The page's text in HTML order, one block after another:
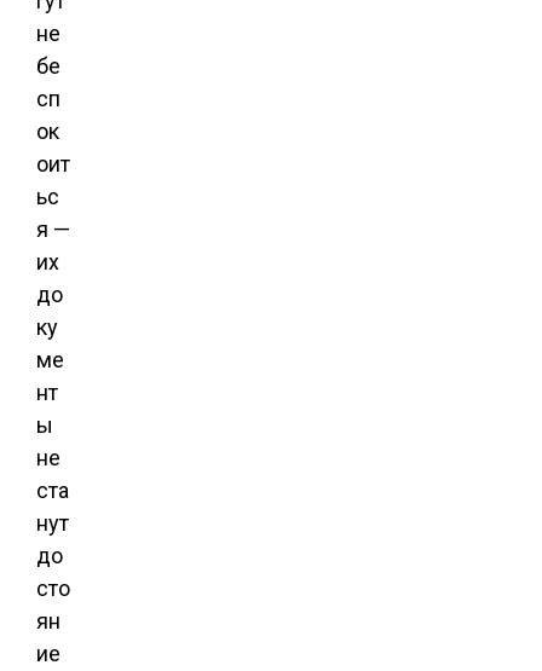
не
бе
сп
ок
оит
ьс
я —
их
до
ку
ме
нт
ы
не
ста
нут
до
сто
ян
ие